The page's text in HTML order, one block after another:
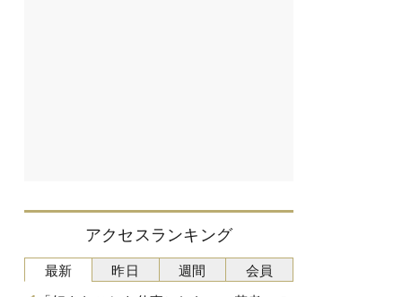
アクセスランキング
最新
昨日 週間 会員